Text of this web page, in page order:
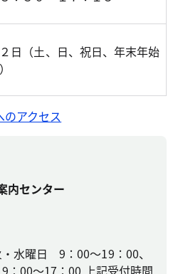
日（土、日、祝日、年末年始
アクセス
内センター
水曜日 9：00～19：00、
00～17：00 上記受付時間